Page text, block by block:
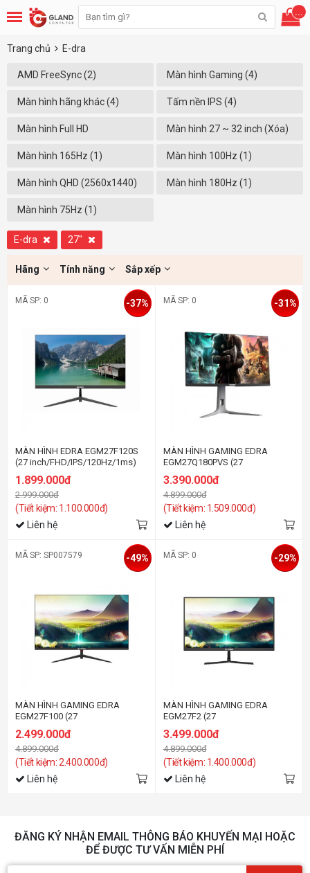
...
Trang chủ E-dra
AMD FreeSync (2) Màn hình Gaming (4)
Màn hình hãng khác (4) Tấm nền IPS (4)
Màn hình Full HD
(1920x1080) (3)
Màn hình 27 ~ 32 inch (Xóa)
Màn hình 165Hz (1) Màn hình 100Hz (1)
Màn hình QHD (2560x1440)
(1)
Màn hình 180Hz (1)
Màn hình 75Hz (1)
E-dra 27"
Hãng Tính năng Sắp xếp
MÃ SP: 0
MÀN HÌNH EDRA EGM27F120S
(27 inch/FHD/IPS/120Hz/1ms)
1.899.000đ
2.999.000đ
(Tiết kiệm: 1.100.000đ)
-37%
Liên hệ
MÃ SP: 0
MÀN HÌNH GAMING EDRA
EGM27Q180PVS (27
3.390.000đ
4.899.000đ
(Tiết kiệm: 1.509.000đ)
-31%
Liên hệ
MÃ SP: SP007579
MÀN HÌNH GAMING EDRA
EGM27F100 (27
INCH/FHD/IPS/100HZ/1MS)
2.499.000đ
4.899.000đ
(Tiết kiệm: 2.400.000đ)
-49%
Liên hệ
MÃ SP: 0
MÀN HÌNH GAMING EDRA
EGM27F2 (27
INCH/FHD/IPS/165HZ/0.5MS)
3.499.000đ
4.899.000đ
(Tiết kiệm: 1.400.000đ)
-29%
Liên hệ
ĐĂNG KÝ NHẬN EMAIL THÔNG BÁO KHUYẾN MẠI HOẶC
ĐỂ ĐƯỢC TƯ VẤN MIỄN PHÍ